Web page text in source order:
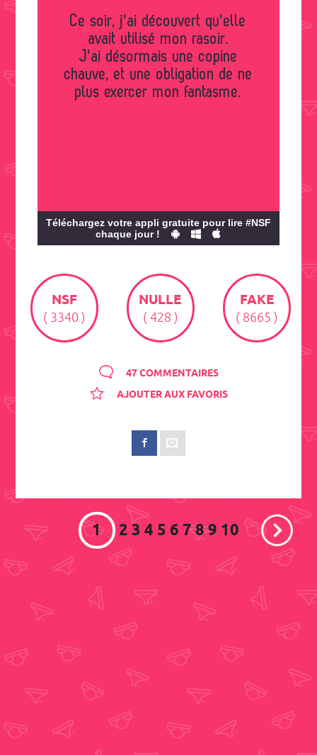
Ce soir, j'ai découvert qu'elle
avait utilisé mon rasoir.
J'ai désormais une copine
chauve, et une obligation de ne
plus exercer mon fantasme.
Téléchargez votre appli gratuite pour lire #NSF
chaque jour !
NSF
( 3340 )
NULLE
( 428 )
FAKE
( 8665 )
47 COMMENTAIRES
AJOUTER AUX FAVORIS
1 23 4 56 789 10